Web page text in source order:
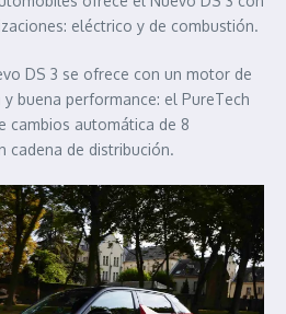
eléctrico y de combustión.
DS 3 se ofrece con un motor de
buena performance: el PureTech
cambios automática de 8
cadena de distribución.